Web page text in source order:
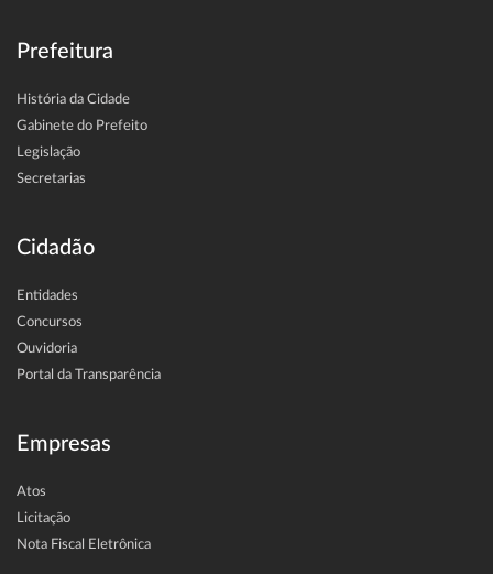
Prefeitura
História da Cidade
Gabinete do Prefeito
Legislação
Secretarias
Cidadão
Entidades
Concursos
Ouvidoria
Portal da Transparência
Empresas
Atos
Licitação
Nota Fiscal Eletrônica